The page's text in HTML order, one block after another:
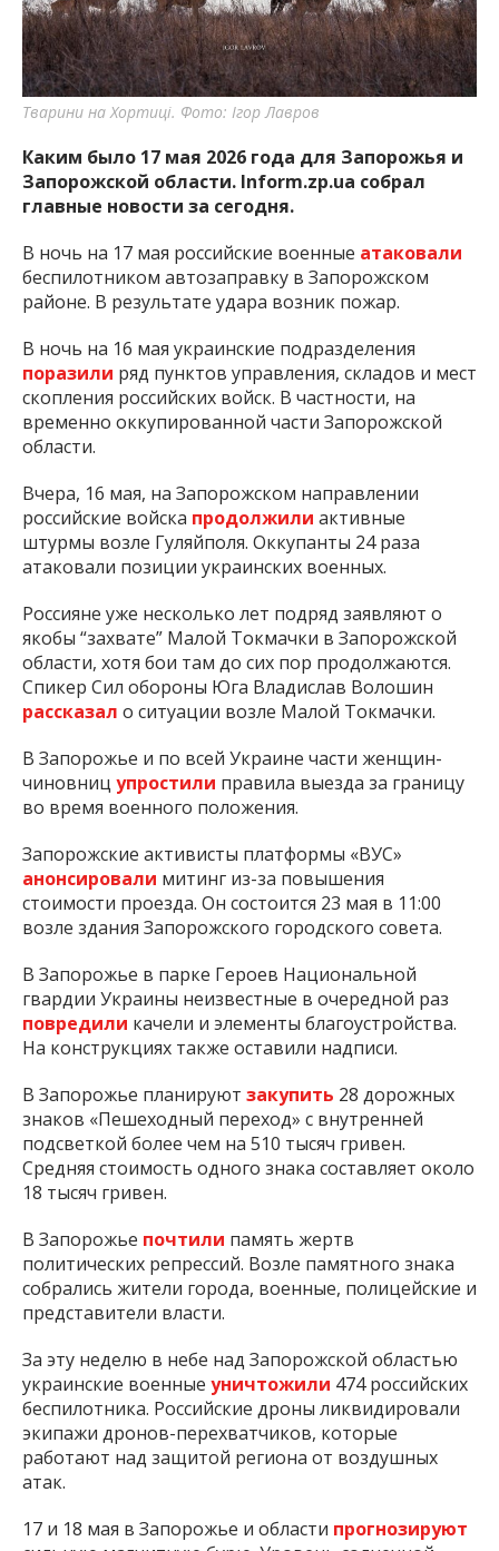
важную информацию о событиях
города Запорожья и области.
Тварини на Хортиці. Фото: Ігор Лавров
Каким было 17 мая 2026 года для Запорожья и
Запорожской области. Inform.zp.ua собрал
главные новости за сегодня.
В ночь на 17 мая российские военные атаковали
беспилотником автозаправку в Запорожском
районе. В результате удара возник пожар.
В ночь на 16 мая украинские подразделения
поразили ряд пунктов управления, складов и мест
скопления российских войск. В частности, на
временно оккупированной части Запорожской
области.
Вчера, 16 мая, на Запорожском направлении
российские войска продолжили активные
штурмы возле Гуляйполя. Оккупанты 24 раза
атаковали позиции украинских военных.
Россияне уже несколько лет подряд заявляют о
якобы “захвате” Малой Токмачки в Запорожской
области, хотя бои там до сих пор продолжаются.
Спикер Сил обороны Юга Владислав Волошин
рассказал о ситуации возле Малой Токмачки.
В Запорожье и по всей Украине части женщин-
чиновниц упростили правила выезда за границу
во время военного положения.
Запорожские активисты платформы «ВУС»
анонсировали митинг из-за повышения
стоимости проезда. Он состоится 23 мая в 11:00
возле здания Запорожского городского совета.
В Запорожье в парке Героев Национальной
гвардии Украины неизвестные в очередной раз
повредили качели и элементы благоустройства.
На конструкциях также оставили надписи.
В Запорожье планируют закупить 28 дорожных
знаков «Пешеходный переход» с внутренней
подсветкой более чем на 510 тысяч гривен.
Средняя стоимость одного знака составляет около
18 тысяч гривен.
В Запорожье почтили память жертв
политических репрессий. Возле памятного знака
собрались жители города, военные, полицейские и
представители власти.
За эту неделю в небе над Запорожской областью
украинские военные уничтожили 474 российских
беспилотника. Российские дроны ликвидировали
экипажи дронов-перехватчиков, которые
работают над защитой региона от воздушных
атак.
17 и 18 мая в Запорожье и области прогнозируют